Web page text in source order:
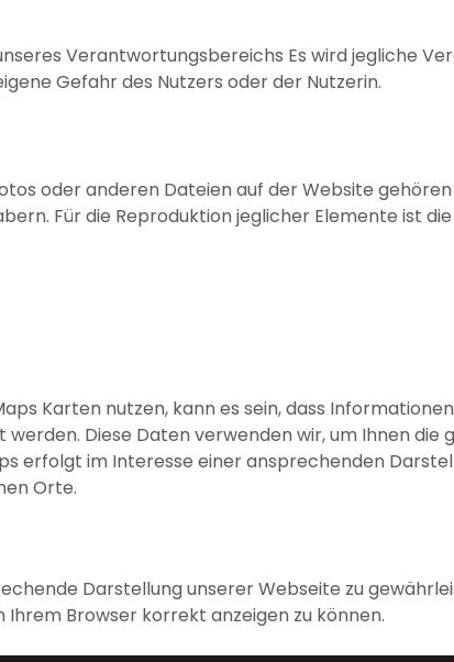
Verantwortungsbereichs Es wird jegliche
Gefahr des Nutzers oder der Nutzerin.
oder anderen Dateien auf der Website
Für die Reproduktion jeglicher Elemente ist
Karten nutzen, kann es sein, dass
Diese Daten verwenden wir, um Ihnen
erfolgt im Interesse einer ansprechenden
Orte.
Darstellung unserer Webseite zu
Browser korrekt anzeigen zu können.